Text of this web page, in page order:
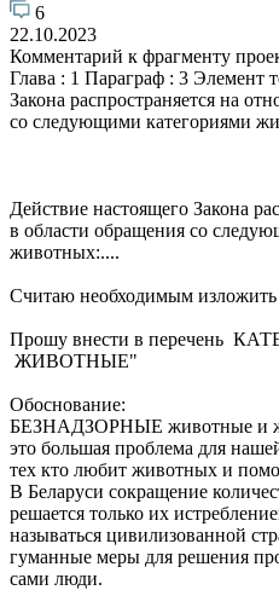
6
22.10.2023
Комментарий к фрагменту
Глава : 1 Параграф : 3 Элемент
Закона распространяется на
со следующими категориями
Действие настоящего Закона
в области обращения со
животных:....
Считаю необходимым
Прошу внести в перечень
ЖИВОТНЫЕ"
Обоснование:
БЕЗНАДЗОРНЫЕ животные и
это большая проблема для
тех кто любит животных и
В Беларуси сокращение
решается только их
называться цивилизованной
гуманные меры для решения
сами люди.